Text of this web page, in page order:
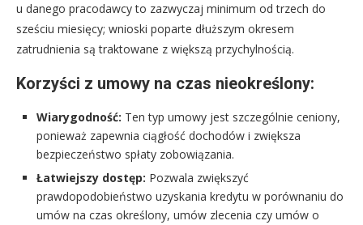
u danego pracodawcy to zazwyczaj minimum od trzech do
sześciu miesięcy; wnioski poparte dłuższym okresem
zatrudnienia są traktowane z większą przychylnością.
Korzyści z umowy na czas nieokreślony:
Wiarygodność: Ten typ umowy jest szczególnie ceniony,
ponieważ zapewnia ciągłość dochodów i zwiększa
bezpieczeństwo spłaty zobowiązania.
Łatwiejszy dostęp: Pozwala zwiększyć
prawdopodobieństwo uzyskania kredytu w porównaniu do
umów na czas określony, umów zlecenia czy umów o